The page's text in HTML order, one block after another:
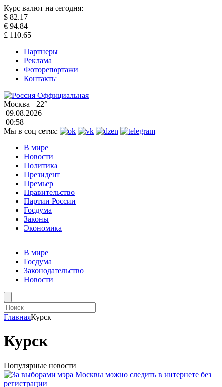
Курс валют на сегодня:
$ 82.17
€ 94.84
£ 110.65
Партнеры
Реклама
Фоторепортажи
Контакты
Москва +22°
09.08.2026
00:58
Мы в соц сетях:
В мире
Новости
Политика
Президент
Премьер
Правительство
Партии России
Госдума
Законы
Экономика
В мире
Госдума
Законодательство
Новости
ГлавнаяКурск
Курск
Популярные новости